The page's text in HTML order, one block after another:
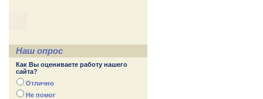
Наш опрос
Как Вы оцениваете работу нашего
сайта?
Отлично
Не помог